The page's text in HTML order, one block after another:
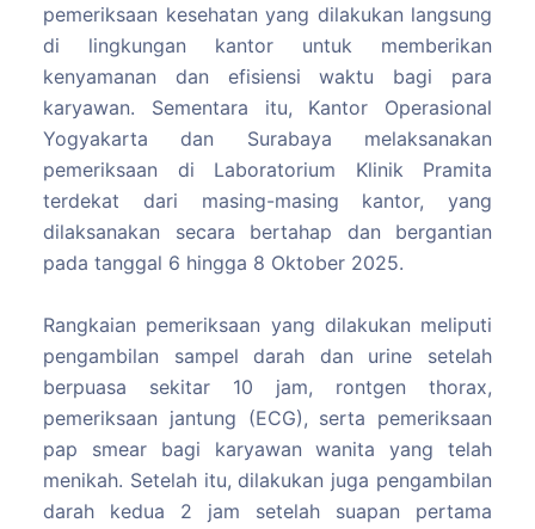
pemeriksaan kesehatan yang dilakukan langsung
di lingkungan kantor untuk memberikan
kenyamanan dan efisiensi waktu bagi para
karyawan. Sementara itu, Kantor Operasional
Yogyakarta dan Surabaya melaksanakan
pemeriksaan di Laboratorium Klinik Pramita
terdekat dari masing-masing kantor, yang
dilaksanakan secara bertahap dan bergantian
pada tanggal 6 hingga 8 Oktober 2025.
Rangkaian pemeriksaan yang dilakukan meliputi
pengambilan sampel darah dan urine setelah
berpuasa sekitar 10 jam, rontgen thorax,
pemeriksaan jantung (ECG), serta pemeriksaan
pap smear bagi karyawan wanita yang telah
menikah. Setelah itu, dilakukan juga pengambilan
darah kedua 2 jam setelah suapan pertama